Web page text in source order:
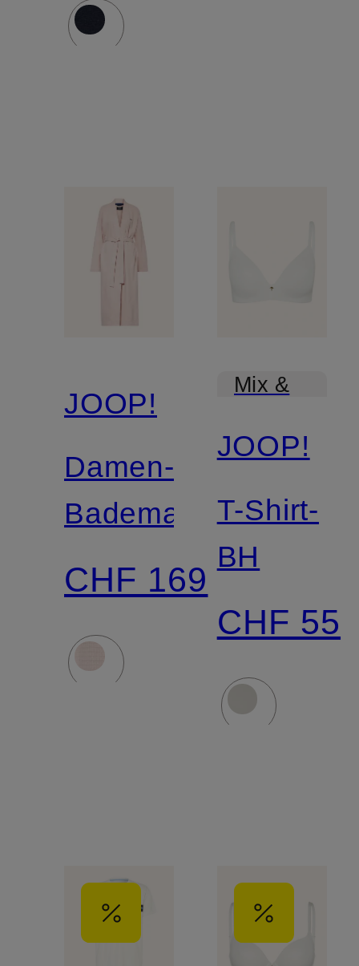
JOOP!
Damen-
Bademantel
CHF 169
Mix &
JOOP!
T-Shirt-
BH
CHF 55